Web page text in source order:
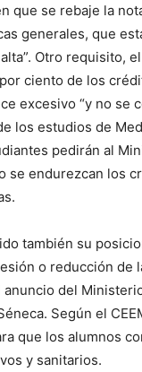
que se rebaje la
generales, que
Otro requisito,
ciento de los
excesivo “y no se
los estudios de
pedirán al
se endurezcan los
también su
o reducción de
del
Según el
que los alumnos
y sanitarios.